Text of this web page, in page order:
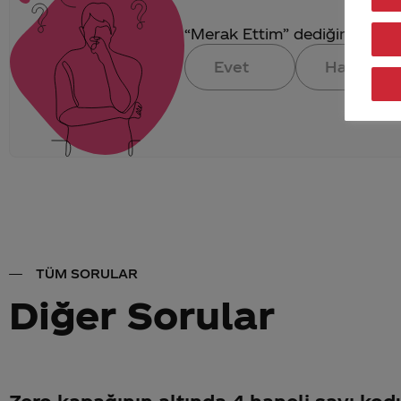
“Merak Ettim” dediğin
Evet
Hayır
TÜM SORULAR
Diğer Sorular